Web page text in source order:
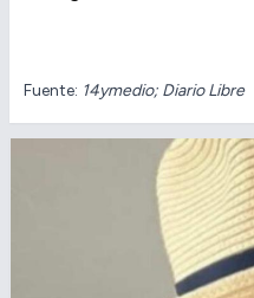
Fuente: 14ymedio; Diario Libre